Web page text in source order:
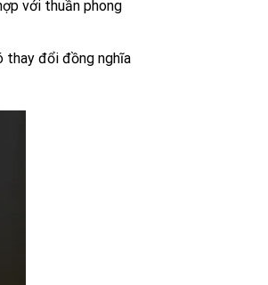
với thuần phong
thay đổi đồng nghĩa